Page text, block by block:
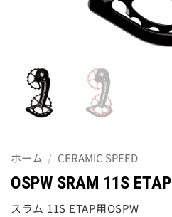
ホーム / CERAMIC SPEED
OSPW SRAM 11S ETAP
スラム 11S ETAP用OSPW